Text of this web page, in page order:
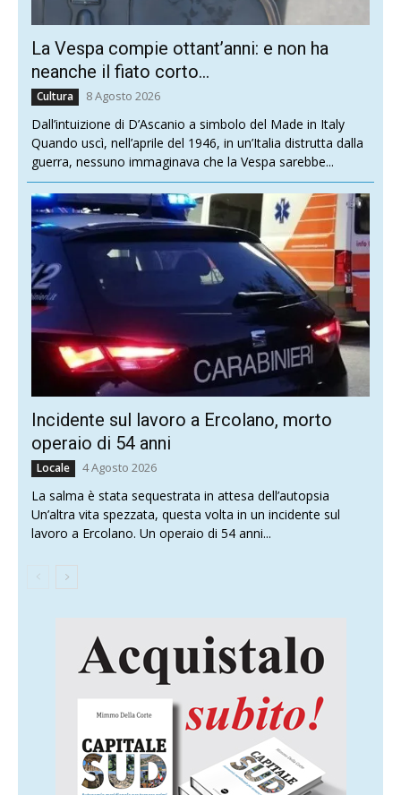
La Vespa compie ottant’anni: e non ha
neanche il fiato corto…
Cultura 8 Agosto 2026
Dall’intuizione di D’Ascanio a simbolo del Made in Italy
Quando uscì, nell’aprile del 1946, in un’Italia distrutta dalla
guerra, nessuno immaginava che la Vespa sarebbe...
Incidente sul lavoro a Ercolano, morto
operaio di 54 anni
Locale 4 Agosto 2026
La salma è stata sequestrata in attesa dell’autopsia
Un’altra vita spezzata, questa volta in un incidente sul
lavoro a Ercolano. Un operaio di 54 anni...